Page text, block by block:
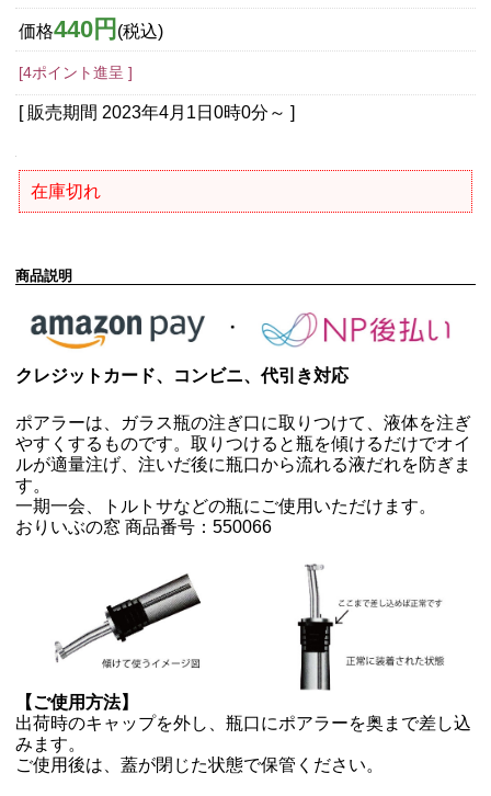
価格440円 (税込)
[4ポイント進呈 ]
[ 販売期間 2023年4月1日0時0分 ～ ]
在庫切れ
商品説明
クレジットカード、コンビニ、代引き対応
ポアラーは、ガラス瓶の注ぎ口に取りつけて、液体を注ぎ
やすくするものです。取りつけると瓶を傾けるだけでオイ
ルが適量注げ、注いだ後に瓶口から流れる液だれを防ぎま
す。
一期一会、トルトサなどの瓶にご使用いただけます。
おりいぶの窓 商品番号：550066
【ご使用方法】
出荷時のキャップを外し、瓶口にポアラーを奥まで差し込
みます。
ご使用後は、蓋が閉じた状態で保管ください。